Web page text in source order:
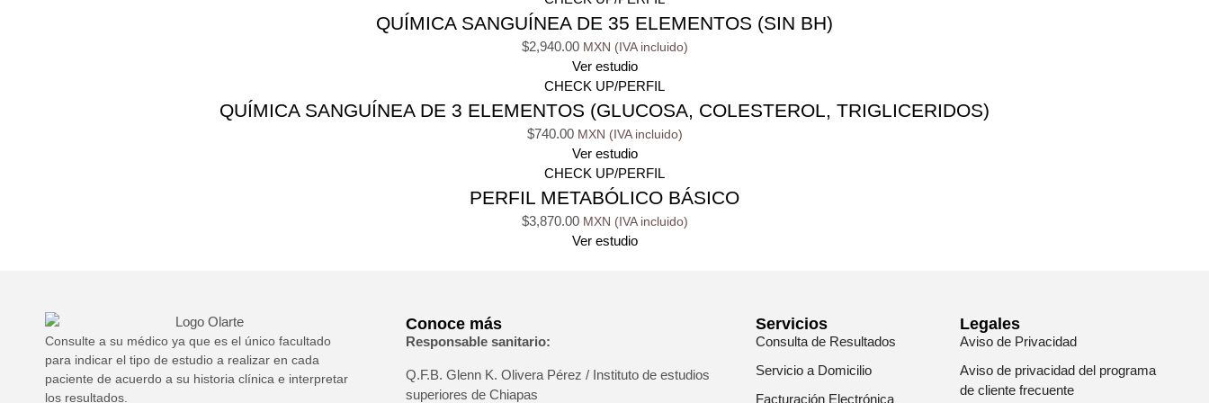
QUÍMICA SANGUÍNEA DE 35 ELEMENTOS (SIN BH)
$2,940.00
Ver estudio
CHECK UP/PERFIL
QUÍMICA SANGUÍNEA DE 3 ELEMENTOS (GLUCOSA, COLESTEROL, TRIGLICERIDOS)
$740.00
Ver estudio
CHECK UP/PERFIL
PERFIL METABÓLICO BÁSICO
$3,870.00
Ver estudio
Consulte a su médico ya que es el único facultado
para indicar el tipo de estudio a realizar en cada
paciente de acuerdo a su historia clínica e interpretar
los resultados.
Conoce más
Responsable sanitario:
Q.F.B. Glenn K. Olivera Pérez / Instituto de estudios
superiores de Chiapas
Servicios
Consulta de Resultados
Servicio a Domicilio
Facturación Electrónica
Legales
Aviso de Privacidad
Aviso de privacidad del programa
de cliente frecuente